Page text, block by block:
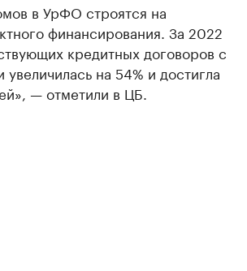
в УрФО строятся на
финансирования. За 2022
кредитных договоров с
на 54% и достигла
— отметили в ЦБ.